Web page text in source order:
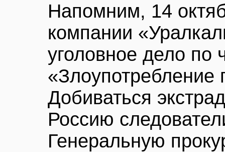
Напомним, 14
компании
уголовное дело по
Добиваться
Россию
Генеральную